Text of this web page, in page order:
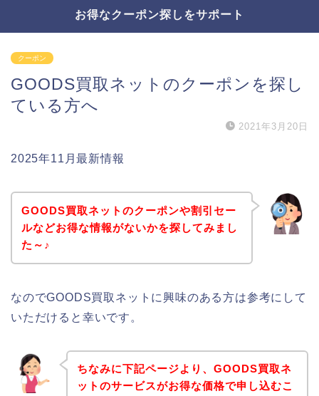
お得なクーポン探しをサポート
クーポン
GOODS買取ネットのクーポンを探し
ている方へ
2021年3月20日
2025年11月最新情報
GOODS買取ネットのクーポンや割引セー
ルなどお得な情報がないかを探してみまし
た～♪
なのでGOODS買取ネットに興味のある方は参考にして
いただけると幸いです。
ちなみに下記ページより、GOODS買取ネ
ットのサービスがお得な価格で申し込むこ